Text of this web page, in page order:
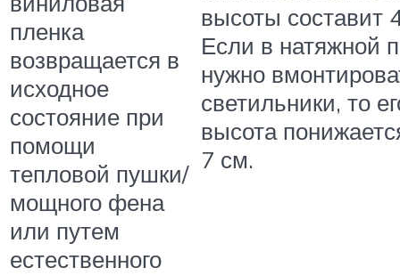
пленка
возвращается в
исходное
состояние при
помощи
тепловой пушки/
мощного фена
или путем
естественного
высоты составит
Если в натяжной
нужно
светильники, то
высота
7 см.